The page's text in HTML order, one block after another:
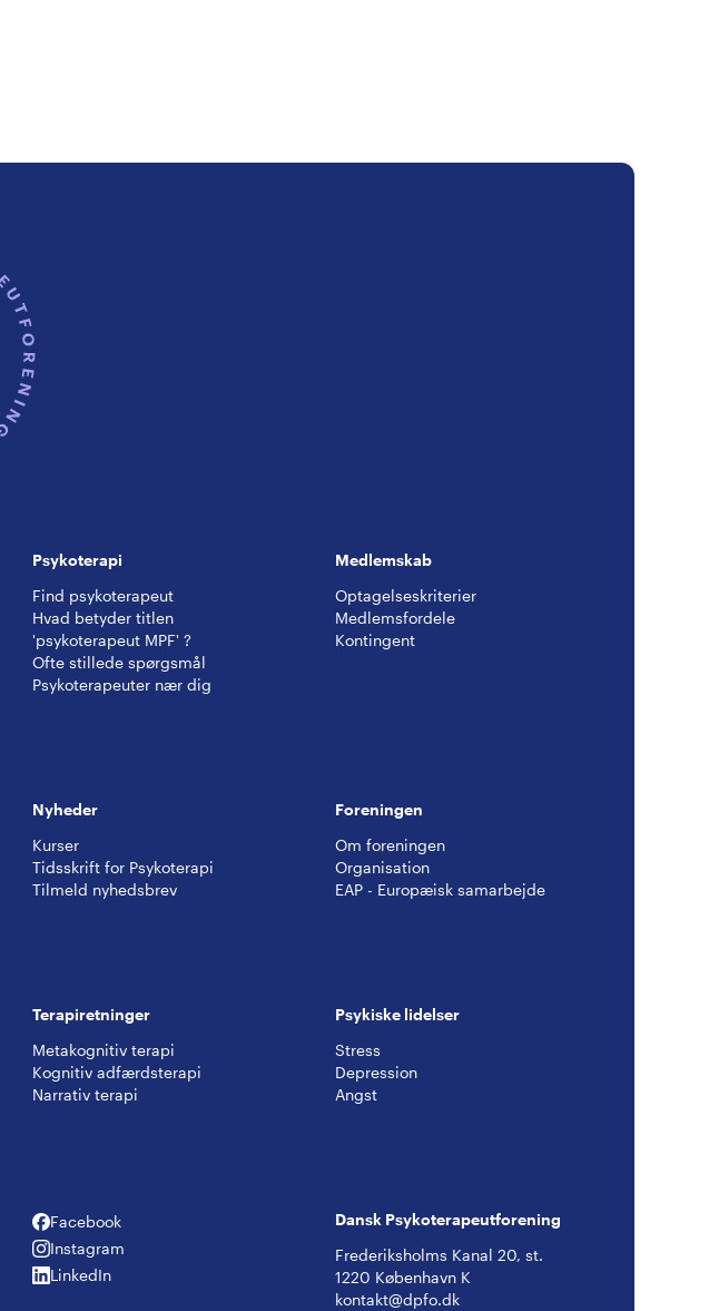
Psykoterapi
Find psykoterapeut
Hvad betyder titlen
'psykoterapeut MPF' ?
Ofte stillede spørgsmål
Psykoterapeuter nær dig
Medlemskab
Optagelseskriterier
Medlemsfordele
Kontingent
Nyheder
Kurser
Tidsskrift for Psykoterapi
Tilmeld nyhedsbrev
Foreningen
Om foreningen
Organisation
EAP - Europæisk samarbejde
Terapiretninger
Metakognitiv terapi
Kognitiv adfærdsterapi
Narrativ terapi
Psykiske lidelser
Stress
Depression
Angst
Facebook
Facebook
Instagram
Instagram
LinkedIn
LinkedIn
Dansk Psykoterapeutforening
Frederiksholms Kanal 20, st.
1220 København K
kontakt@dpfo.dk